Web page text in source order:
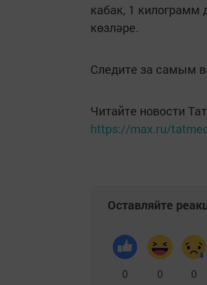
кабак, 1 килограмм
көзләре.
Следите за самым
Читайте новости
https://max.ru/
Оставляйте
0 0 0